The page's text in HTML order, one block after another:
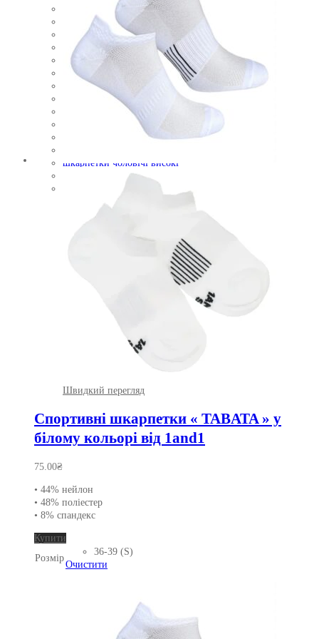
чоловічі шкарпетки
чоловічі шкарпетки з принтом
шкарпетки високі
шкарпетки довгі
шкарпетки довгі жіночі
шкарпетки жіночі
шкарпетки жіночі з принтом
шкарпетки зимові
шкарпетки на новий рік
шкарпетки різдвяні
шкарпетки утеплені
шкарпетки чоловічі високі
шкарпетки чоловічі з принтом
якісні чоловічі шкарпетки
Швидкий перегляд
Спортивні шкарпетки « TABATA » у
білому кольорі від 1and1
75.00₴
• 44% нейлон
• 48% поліестер
• 8% спандекс
Купити
товар
має
Розмір
36-39 (S)
Очистити